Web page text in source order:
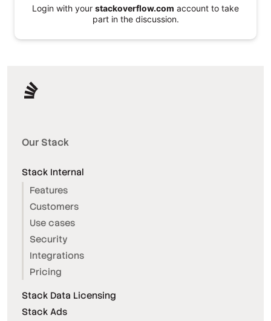
Login with your stackoverflow.com account to take
part in the discussion.
Our Stack
Stack Internal
Features
Customers
Use cases
Security
Integrations
Pricing
Stack Data Licensing
Stack Ads